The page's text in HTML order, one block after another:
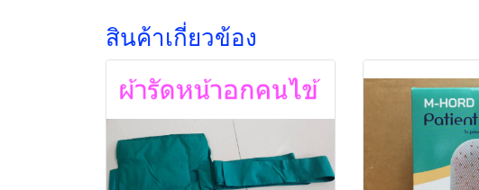
สินค้าเกี่ยวข้อง